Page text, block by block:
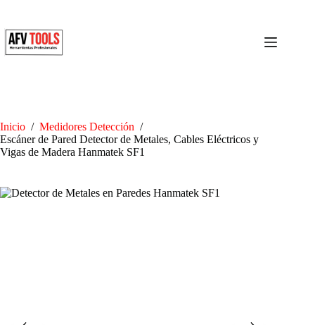
content
Inicio / Medidores Detección /
Escáner de Pared Detector de Metales, Cables Eléctricos y
Vigas de Madera Hanmatek SF1